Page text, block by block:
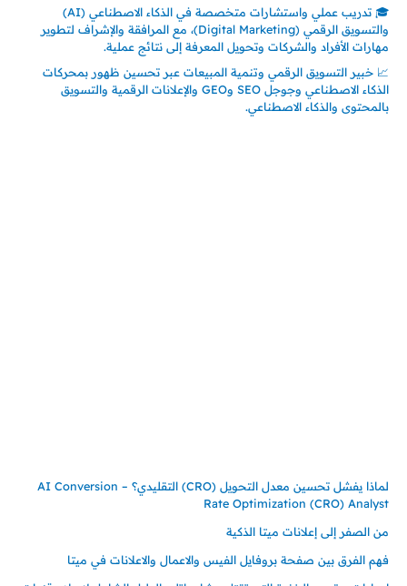
🎓 تدريب عملي واستشارات متخصصة في الذكاء الاصطناعي (AI)
والتسويق الرقمي (Digital Marketing)، مع المرافقة والإشراف لتطوير
مهارات الأفراد والشركات وتحويل المعرفة إلى نتائج عملية.
📈 خبير التسويق الرقمي وتنمية المبيعات عبر تحسين ظهور بمحركات
الذكاء الاصطناعي وجوجل SEO وGEO والإعلانات الرقمية والتسويق
بالمحتوى والذكاء الاصطناعي.
لماذا يفشل تحسين معدل التحويل (CRO) التقليدي؟ – AI Conversion
Rate Optimization (CRO) Analyst
من الصفر إلى إعلانات ميتا الذكية
فهم الفرق بين صفحة بروفايل الفيس والاعمال والاعلانات في ميتا